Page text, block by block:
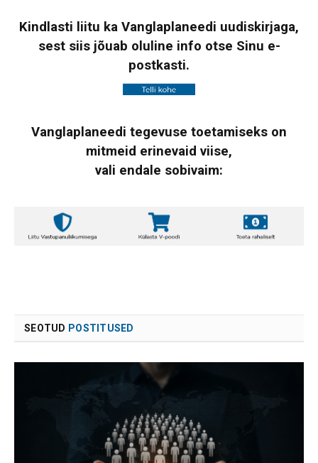
Kindlasti liitu ka Vanglaplaneedi uudiskirjaga,
sest siis jõuab oluline info otse Sinu e-
postkasti.
Vanglaplaneedi tegevuse toetamiseks on
mitmeid erinevaid viise,
vali endale sobivaim:
SEOTUD POSTITUSED